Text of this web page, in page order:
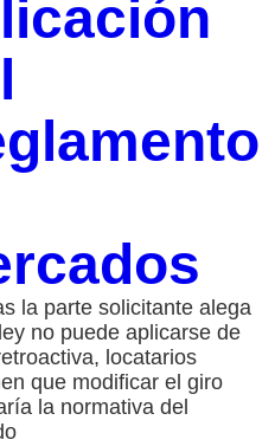
la parte solicitante alega
no puede aplicarse de
locatarios
que modificar el giro
la normativa del